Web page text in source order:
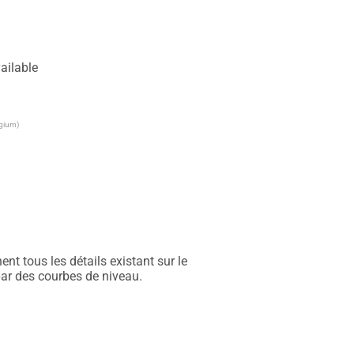
tous les détails existant sur le
des courbes de niveau.